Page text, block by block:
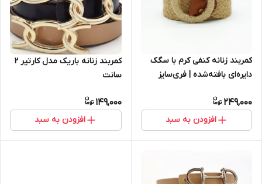
کمربند زنانه کنفی کرم با سگک
دایره‌ای بافته‌شده | فری‌سایز
249,000
افزودن به سبد
کمربند زنانه باریک مدل کارتیر 2
سانت
149,000
افزودن به سبد